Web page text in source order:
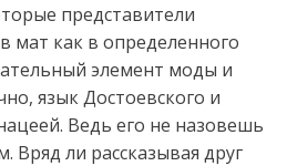
представители
мат как в определенного
элемент моды и
язык Достоевского и
Ведь его не назовешь
ли рассказывая друг